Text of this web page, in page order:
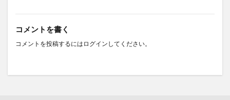
コメントを書く
コメントを投稿するには ログイン してください。